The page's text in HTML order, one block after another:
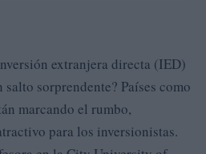
extranjera directa (IED)
sorprendente? Países como
marcando el rumbo,
para los inversionistas.